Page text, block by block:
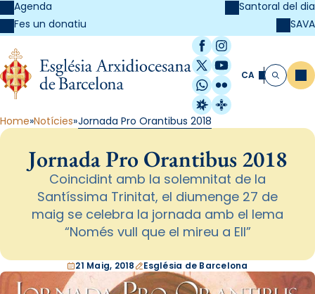
Agenda
Fes un donatiu
Santoral del dia
SAVA
Facebook
Instagram
X / Twitter
YouTube
WhatsApp
Flickr
Radio Estel
Catalunya
CA Cerca
Home Notícies Jornada Pro Orantibus 2018
Jornada Pro Orantibus 2018
Coincidint amb la solemnitat de la
Santíssima Trinitat, el diumenge 27 de
maig se celebra la jornada amb el lema
“Només vull que el mireu a Ell”
21 Maig, 2018 Església de Barcelona